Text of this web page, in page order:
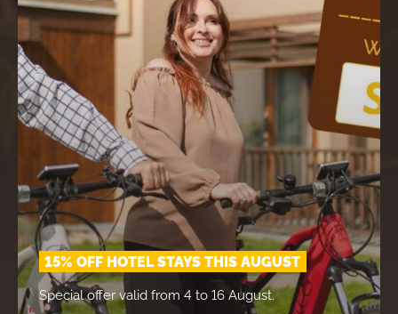
15% OFF HOTEL STAYS THIS AUGUST
Special offer valid from 4 to 16 August.